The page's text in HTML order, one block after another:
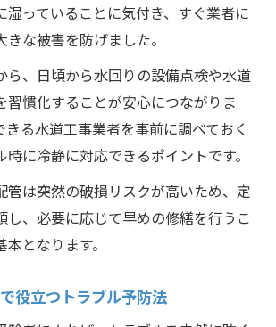
湿っていることに気付き、すぐ業者に
な被害を防げました。
ら、日頃から水回りの設備点検や水道
習慣化することが安心につながりま
きる水道工事業者を事前に調べておく
時に冷静に対応できるポイントです。
管は突然の破損リスクが高いため、定
し、必要に応じて早めの修繕を行うこ
となります。
役立つトラブル予防法